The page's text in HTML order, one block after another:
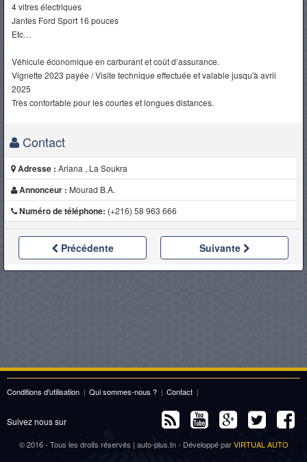
4 vitres électriques
Jantes Ford Sport 16 pouces
Etc…
Véhicule économique en carburant et coût d’assurance.
Vignette 2023 payée / Visite technique effectuée et valable jusqu'à avril
2025
Très confortable pour les courtes et longues distances.
Contact
Adresse : Ariana , La Soukra
Annonceur : Mourad B.A.
Numéro de téléphone: (+216) 58 963 666
Précédente Suivante
Conditions d'utilisation | Qui sommes-nous ? | Contact |
Suivez nous sur
© 2016 - Tous les droits réservés | auto-plus.tn - Développé parVIRTUAL AUTO